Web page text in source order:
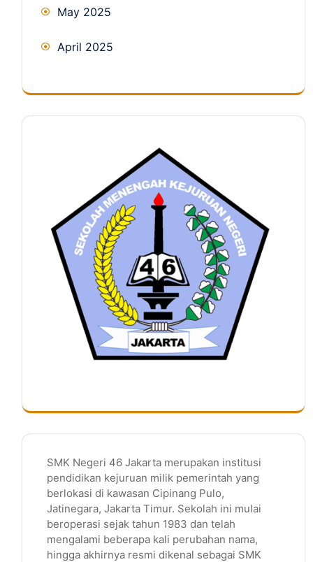
May 2025
April 2025
SMK Negeri 46 Jakarta merupakan institusi
pendidikan kejuruan milik pemerintah yang
berlokasi di kawasan Cipinang Pulo,
Jatinegara, Jakarta Timur. Sekolah ini mulai
beroperasi sejak tahun 1983 dan telah
mengalami beberapa kali perubahan nama,
hingga akhirnya resmi dikenal sebagai SMK